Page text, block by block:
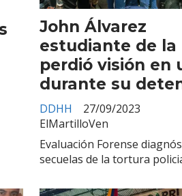
John Álvarez
estudiante de la
perdió visión en
durante su
ElMartilloVen
DDHH 27/09/2023
Evaluación Forense
secuelas de la tortura